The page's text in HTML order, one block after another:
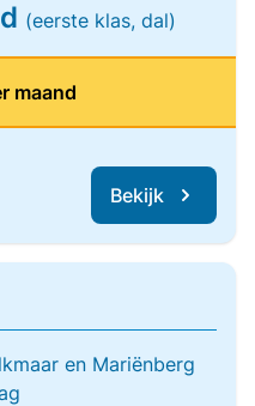
(eerste klas, dal)
maand
Bekijk
en Mariënberg